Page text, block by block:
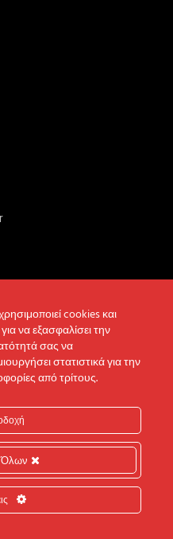
Πολιτική Απορρήτου
Πολιτική Cookies
Πολιτική Προστασίας
Δεδομένων
Επικοινωνία
Rights reserved.
by
cookies και
να εξασφαλίσει την
σας να
στατιστικά για την
από τρίτους.
Όλων